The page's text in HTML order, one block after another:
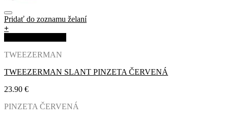
Pridať do zoznamu želaní
+
TWEEZERMAN
TWEEZERMAN SLANT PINZETA ČERVENÁ
23.90 €
PINZETA ČERVENÁ